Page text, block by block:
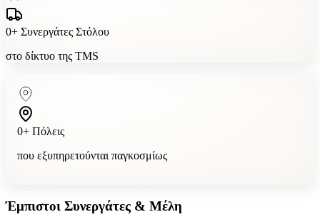
0+ Συνεργάτες Στόλου
στο δίκτυο της TMS
0+ Πόλεις
που εξυπηρετούνται παγκοσμίως
Έμπιστοι Συνεργάτες & Μέλη